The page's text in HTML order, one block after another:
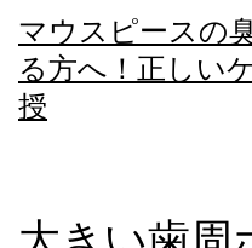
コ
テ
へ
マウスピースの
る方へ！正しい
授